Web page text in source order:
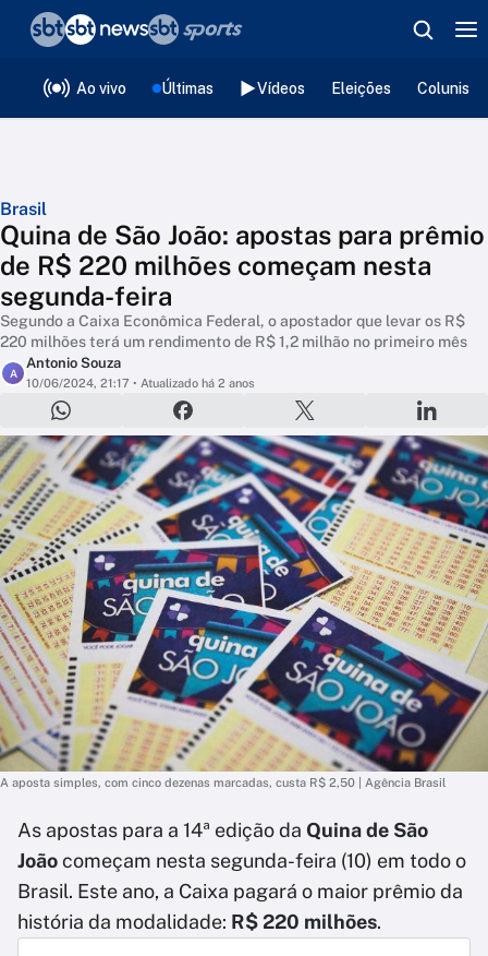
Ao vivo Últimas Vídeos Eleições
Brasil
Quina de São João: apostas para prêmio
de R$ 220 milhões começam nesta
segunda-feira
Segundo a Caixa Econômica Federal, o apostador que levar os R$
220 milhões terá um rendimento de R$ 1,2 milhão no primeiro mês
A
Antonio Souza
10/06/2024, 21:17 • Atualizado há 2 anos
A aposta simples, com cinco dezenas marcadas, custa R$ 2,50 | Agência Brasil
As apostas para a 14ª edição da Quina de São
Joãocomeçam nesta segunda-feira (10) em todo o
Brasil. Este ano, a Caixa pagará o maior prêmio da
história da modalidade: R$ 220 milhões.
❮voltar
Editorias